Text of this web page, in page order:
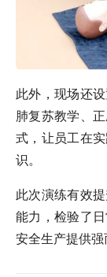
此外，现场还
肺复苏教学、
式，让员工在
识。
此次演练有效
能力，检验了
安全生产提供强